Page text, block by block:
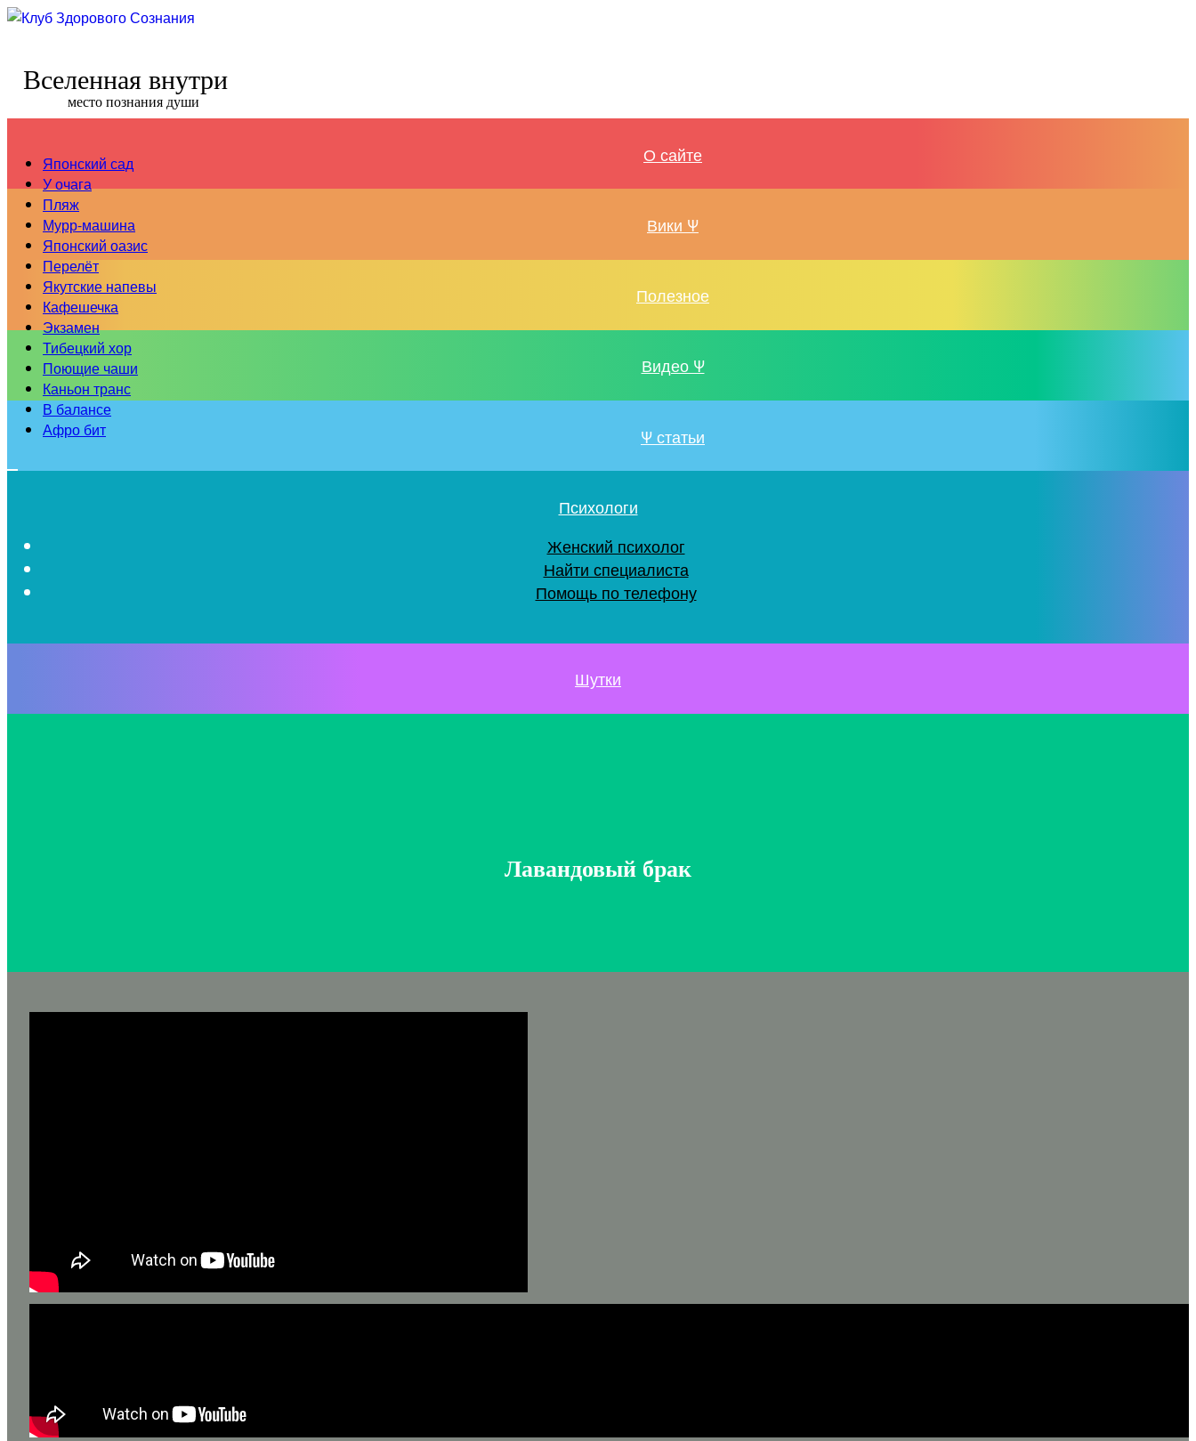
Вселенная внутри
место познания души
Японский сад
У очага
Пляж
Мурр-машина
Японский оазис
Перелёт
Якутские напевы
Кафешечка
Экзамен
Тибецкий хор
Поющие чаши
Каньон транс
В балансе
Афро бит
О сайте
Вики Ψ
Полезное
Видео Ψ
Ψ статьи
Психологи
Женский психолог
Найти специалиста
Помощь по телефону
Шутки
Лавандовый брак